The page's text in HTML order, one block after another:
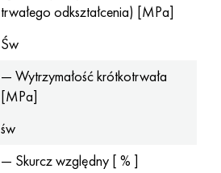
trwałego odkształcenia) [MPa]
Św
— Wytrzymałość krótkotrwała
[MPa]
św
— Skurcz względny [ % ]